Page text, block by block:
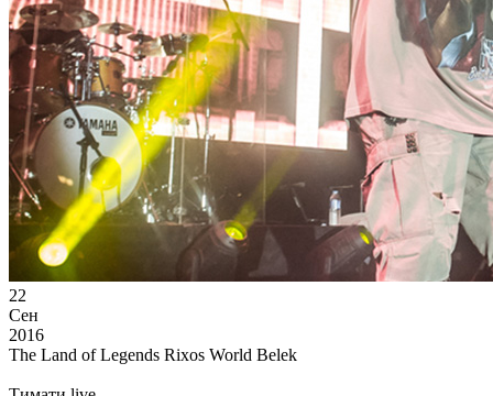
22
Сен
2016
The Land of Legends Rixos World Belek